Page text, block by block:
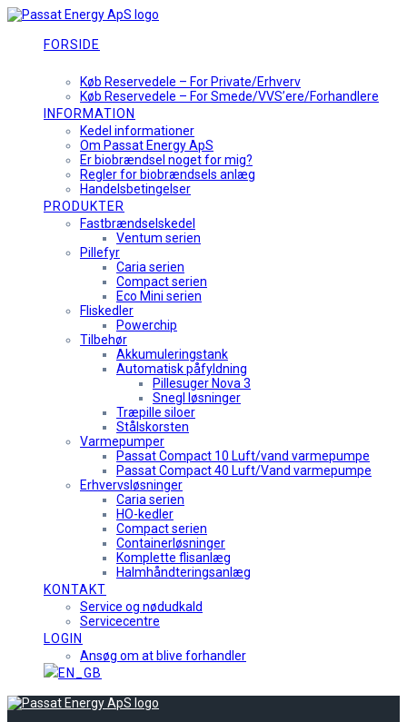
Skip
contentFORSIDE
Køb Reservedele – For Private/Erhverv
Køb Reservedele – For Smede/VVS’ere/Forhandlere
INFORMATION
Kedel informationer
Om Passat Energy ApS
Er biobrændsel noget for mig?
Regler for biobrændsels anlæg
Handelsbetingelser
PRODUKTER
Fastbrændselskedel
Ventum serien
Pillefyr
Caria serien
Compact serien
Eco Mini serien
Fliskedler
Powerchip
Tilbehør
Akkumuleringstank
Automatisk påfyldning
Pillesuger Nova 3
Snegl løsninger
Træpille siloer
Stålskorsten
Varmepumper
Passat Compact 10 Luft/vand varmepumpe
Passat Compact 40 Luft/Vand varmepumpe
Erhvervsløsninger
Caria serien
HO-kedler
Compact serien
Containerløsninger
Komplette flisanlæg
Halmhåndteringsanlæg
KONTAKT
Service og nødudkald
Servicecentre
LOGIN
Ansøg om at blive forhandler